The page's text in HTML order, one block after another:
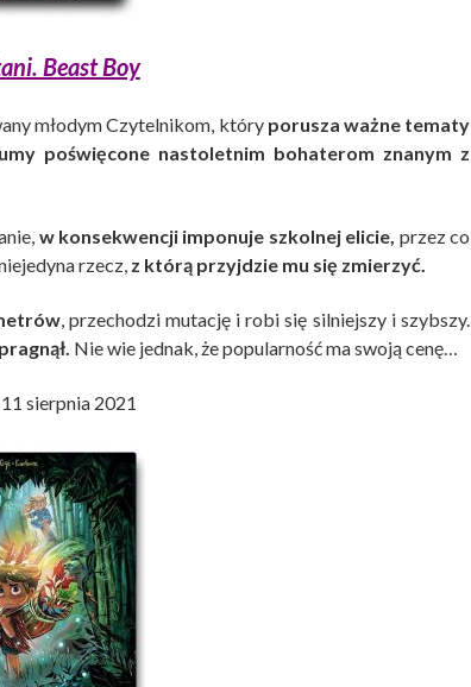
Beast Boy
młodym Czytelnikom, który porusza ważne tematy
poświęcone nastoletnim bohaterom znanym z
w konsekwencji imponuje szkolnej elicie, przez co
rzecz, z którą przyjdzie mu się zmierzyć.
, przechodzi mutację i robi się silniejszy i szybszy.
Nie wie jednak, że popularność ma swoją cenę…
11 sierpnia 2021